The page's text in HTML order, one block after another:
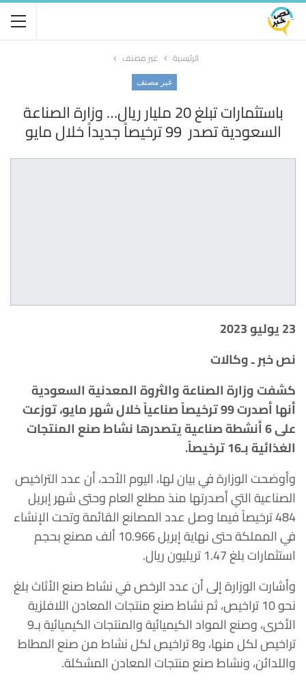
الرئيسية غير مصنف
غير مصنف
باستثمارات تبلغ 20 مليار ريال… وزارة الصناعة
السعودية تصدر 99 ترخيصاً جديداً خلال مايو
23 يوليو 2023
نص خبر ـ وكالات
كشفت وزارة الصناعة والثروة المعدنية السعودية
أنها أصدرت 99 ترخيصاً صناعياً خلال شهر مايو، توزعت
على 6 أنشطة صناعية يتصدرها نشاط صنع المنتجات
الغذائية بـ16 ترخيصاً.
وأوضحت الوزارة في بيان لها، اليوم الأحد، أن عدد التراخيص
الصناعية التي أصدرتها منذ مطلع العام وحتى شهر إبريل
484 ترخيصاً فيما وصل عدد المصانع القائمة وتحت الإنشاء
في المملكة حتى نهاية إبريل 10.966 ألف مصنع بحجم
استثمارات بلغ 1.47 تريليون ريال.
وأشارت الوزارة إلى أن عدد الرخص في نشاط صنع الأثاث بلغ
نحو 10 تراخيص، ثم نشاط صنع منتجات المعادن اللافلزية
الأخرى، وصنع المواد الكيميائية والمنتجات الكيميائية بـ9
تراخيص لكل منها، و8 تراخيص لكل نشاط من صنع المطاط
واللدائن، ونشاط صنع منتجات المعادن المشكلة.